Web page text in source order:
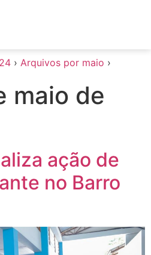
› Arquivos por maio ›
maio de
ação de
no Barro